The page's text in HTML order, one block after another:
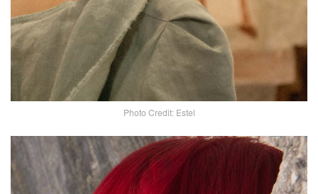
Photo Credit: Estel